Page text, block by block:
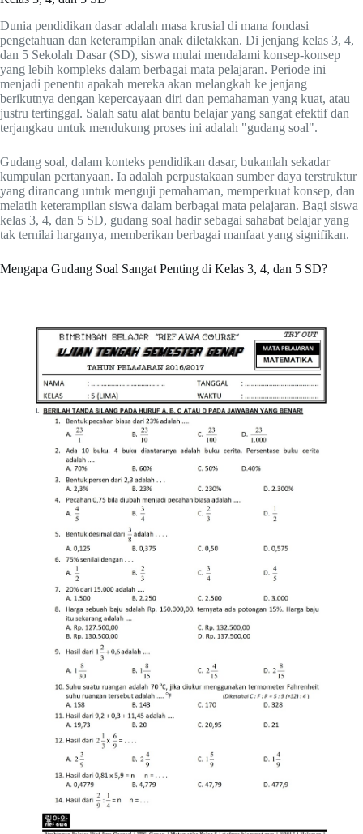
Dunia pendidikan dasar adalah masa krusial di mana fondasi
pengetahuan dan keterampilan anak diletakkan. Di jenjang kelas 3, 4,
dan 5 Sekolah Dasar (SD), siswa mulai mendalami konsep-konsep
yang lebih kompleks dalam berbagai mata pelajaran. Periode ini
menjadi penentu apakah mereka akan melangkah ke jenjang
berikutnya dengan kepercayaan diri dan pemahaman yang kuat, atau
justru tertinggal. Salah satu alat bantu belajar yang sangat efektif dan
terjangkau untuk mendukung proses ini adalah "gudang soal".
Gudang soal, dalam konteks pendidikan dasar, bukanlah sekadar
kumpulan pertanyaan. Ia adalah perpustakaan sumber daya terstruktur
yang dirancang untuk menguji pemahaman, memperkuat konsep, dan
melatih keterampilan siswa dalam berbagai mata pelajaran. Bagi siswa
kelas 3, 4, dan 5 SD, gudang soal hadir sebagai sahabat belajar yang
tak ternilai harganya, memberikan berbagai manfaat yang signifikan.
Mengapa Gudang Soal Sangat Penting di Kelas 3, 4, dan 5 SD?